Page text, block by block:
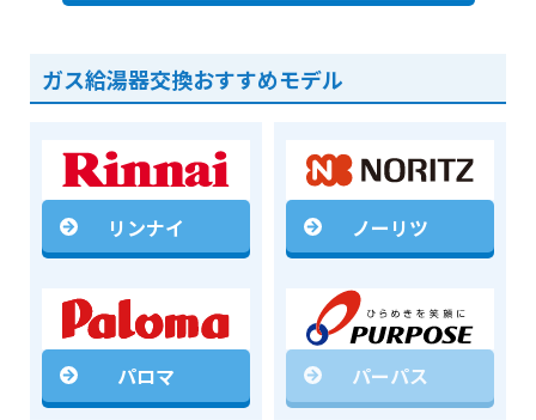
ガス給湯器交換おすすめモデル
リンナイ ノーリツ
パロマ パーパス